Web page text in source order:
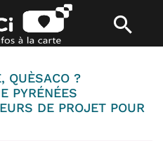
QUÈSACO ?
PYRÉNÉES
DE PROJET POUR